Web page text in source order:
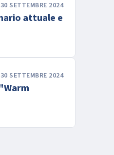
30 SETTEMBRE 2024
attuale e
30 SETTEMBRE 2024